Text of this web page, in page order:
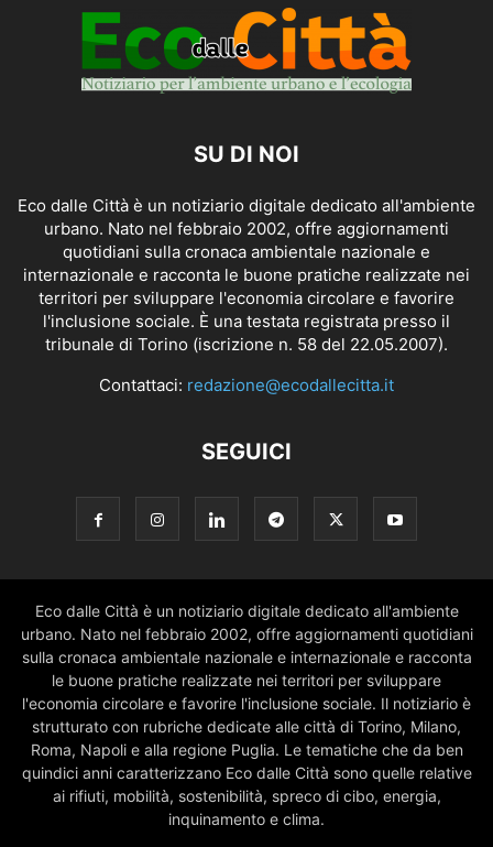
SU DI NOI
Eco dalle Città è un notiziario digitale dedicato all'ambiente
urbano. Nato nel febbraio 2002, offre aggiornamenti
quotidiani sulla cronaca ambientale nazionale e
internazionale e racconta le buone pratiche realizzate nei
territori per sviluppare l'economia circolare e favorire
l'inclusione sociale. È una testata registrata presso il
tribunale di Torino (iscrizione n. 58 del 22.05.2007).
Contattaci: redazione@ecodallecitta.it
SEGUICI
Eco dalle Città è un notiziario digitale dedicato all'ambiente
urbano. Nato nel febbraio 2002, offre aggiornamenti quotidiani
sulla cronaca ambientale nazionale e internazionale e racconta
le buone pratiche realizzate nei territori per sviluppare
l'economia circolare e favorire l'inclusione sociale. Il notiziario è
strutturato con rubriche dedicate alle città di Torino, Milano,
Roma, Napoli e alla regione Puglia. Le tematiche che da ben
quindici anni caratterizzano Eco dalle Città sono quelle relative
ai rifiuti, mobilità, sostenibilità, spreco di cibo, energia,
inquinamento e clima.